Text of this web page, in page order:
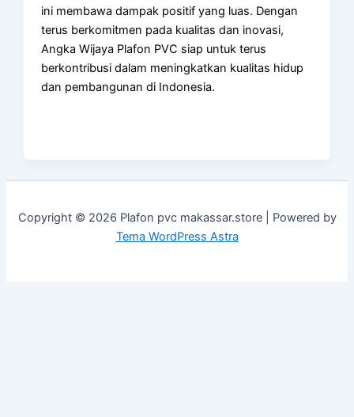
ini membawa dampak positif yang luas. Dengan
terus berkomitmen pada kualitas dan inovasi,
Angka Wijaya Plafon PVC siap untuk terus
berkontribusi dalam meningkatkan kualitas hidup
dan pembangunan di Indonesia.
Copyright © 2026 Plafon pvc makassar.store | Powered by
Tema WordPress Astra